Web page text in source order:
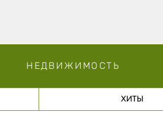
НЕДВИЖИМОСТЬ
ХИТЫ